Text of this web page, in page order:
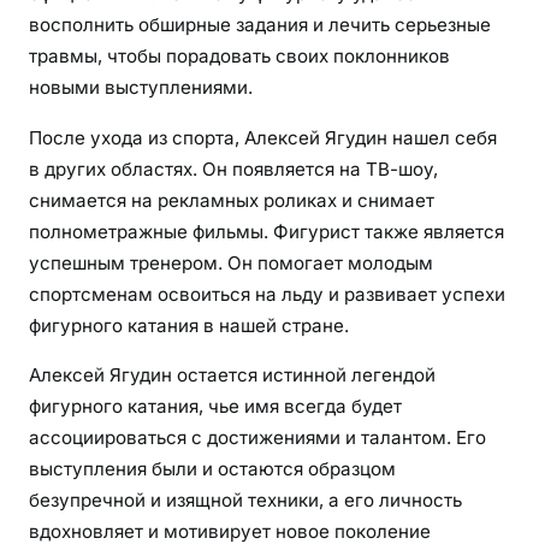
восполнить обширные задания и лечить серьезные
травмы, чтобы порадовать своих поклонников
новыми выступлениями.
После ухода из спорта, Алексей Ягудин нашел себя
в других областях. Он появляется на ТВ-шоу,
снимается на рекламных роликах и снимает
полнометражные фильмы. Фигурист также является
успешным тренером. Он помогает молодым
спортсменам освоиться на льду и развивает успехи
фигурного катания в нашей стране.
Алексей Ягудин остается истинной легендой
фигурного катания, чье имя всегда будет
ассоциироваться с достижениями и талантом. Его
выступления были и остаются образцом
безупречной и изящной техники, а его личность
вдохновляет и мотивирует новое поколение